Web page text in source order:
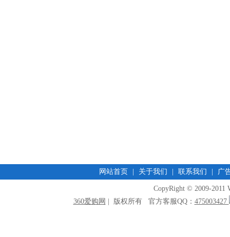
网站首页 关于我们 联系我们 广
CopyRight © 2009-2011
360爱购网
| 版权所有 官方客服QQ： 475003427